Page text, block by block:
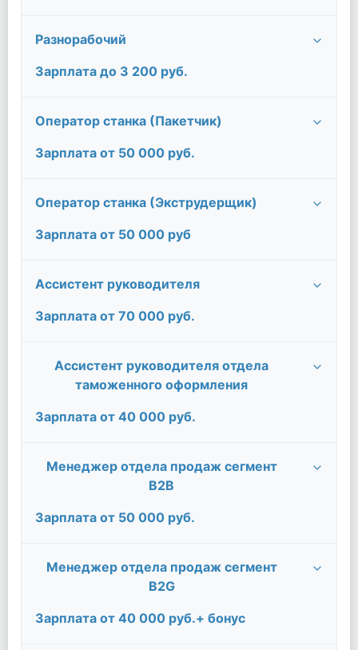
Разнорабочий
Зарплата до 3 200 руб.
Оператор станка (Пакетчик)
Зарплата от 50 000 руб.
Оператор станка (Экструдерщик)
Зарплата от 50 000 руб
Ассистент руководителя
Зарплата от 70 000 руб.
Ассистент руководителя отдела
таможенного оформления
Зарплата от 40 000 руб.
Менеджер отдела продаж сегмент
B2В
Зарплата от 50 000 руб.
Менеджер отдела продаж сегмент
B2G
Зарплата от 40 000 руб.+ бонус